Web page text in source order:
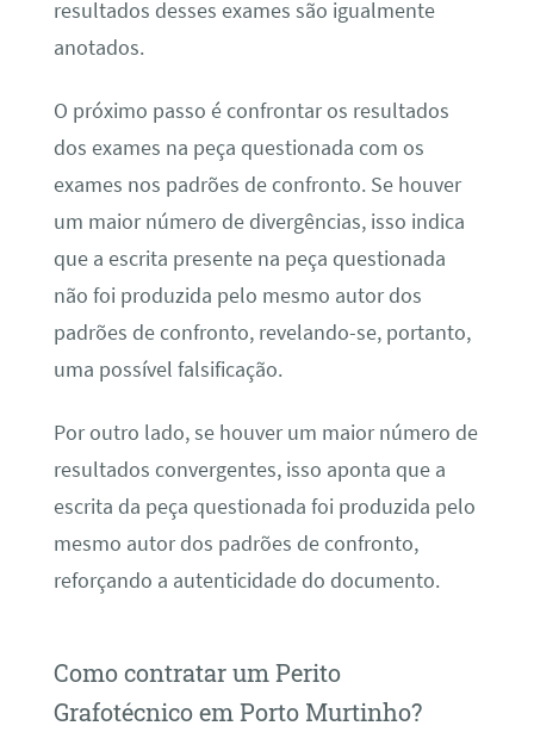
resultados desses exames são igualmente
anotados.
O próximo passo é confrontar os resultados
dos exames na peça questionada com os
exames nos padrões de confronto. Se houver
um maior número de divergências, isso indica
que a escrita presente na peça questionada
não foi produzida pelo mesmo autor dos
padrões de confronto, revelando-se, portanto,
uma possível falsificação.
Por outro lado, se houver um maior número de
resultados convergentes, isso aponta que a
escrita da peça questionada foi produzida pelo
mesmo autor dos padrões de confronto,
reforçando a autenticidade do documento.
Como contratar um Perito
Grafotécnico em Porto Murtinho?